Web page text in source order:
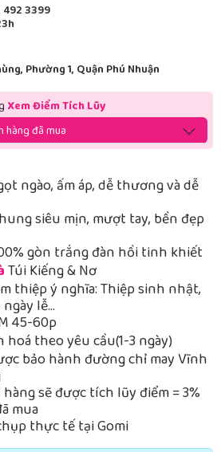
3399
Phường 1, Quận Phú Nhuận
Xem Điểm Tích Lũy
đã mua
ngào, ấm áp, dễ thương và dễ
siêu mịn, mượt tay, bền đẹp
gòn trắng đàn hồi tinh khiết
Túi Kiếng & Nơ
thiệp ý nghĩa: Thiệp sinh nhật,
lễ…
45-60p
hoá theo yêu cầu(1-3 ngày)
bảo hành đường chỉ may Vĩnh
hàng sẽ được tích lũy điểm = 3%
mua
thực tế tại Gomi